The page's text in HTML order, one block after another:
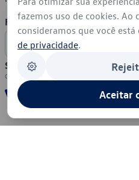
Formas de Pagamento
Segurança
fazemos uso de cookies. Ao
consideramos que você está
de privacidade.
Aceitar